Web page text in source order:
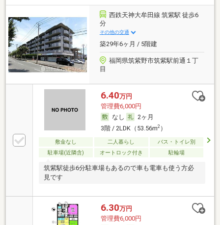
西鉄天神大牟田線 筑紫駅 徒歩6
分
その他の交通
築29年6ヶ月 / 5階建
福岡県筑紫野市筑紫駅前通１丁
目
6.40万円
管理費6,000円
なし
2ヶ月
3階 / 2LDK（53.56m2）
敷金なし 二人暮らし
バス・トイレ別
駐車場(近隣含)
オートロック付き 駐輪場
筑紫駅徒歩6分駐車場もあるので車も電車も使う方必
見です
6.30万円
管理費6,000円